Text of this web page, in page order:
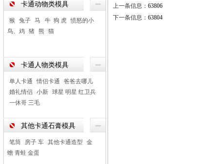
卡通动物类模具
猴 兔子 马 牛 狗 虎 愤怒的小
鸟、鸡 猪 熊 猫
卡通人物类模具
单人卡通 情侣卡通
爸爸去哪儿
婚礼情侣
小新 球星 明星 红卫兵
一休哥 三毛
其他卡通石膏模具
笔筒 房子 车 其他卡通造型
金
蟾 青蛙 金蛋
上一条信息： 63806
下一条信息： 63804